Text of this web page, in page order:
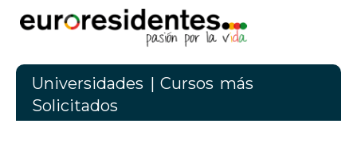
Universidades | Cursos más
Solicitados